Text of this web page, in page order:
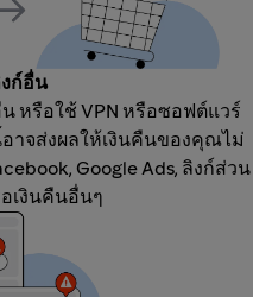
ก์อื่น
หรือใช้ VPN หรือซอฟต์แวร์
าจส่งผลให้เงินคืนของคุณไม่
Google Ads, ลิงก์ส่วน
เงินคืนอื่นๆ